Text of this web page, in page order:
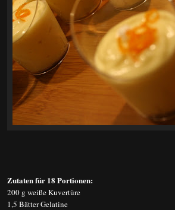
Zutaten für 18 Portionen:
200 g weiße Kuvertüre
1,5 BätterGelatine